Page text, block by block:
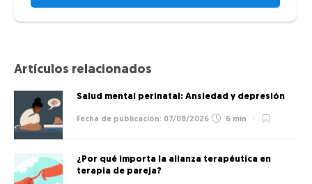
Artículos relacionados
Salud mental perinatal: Ansiedad y depresión
07/08/2026 6 min
¿Por qué importa la alianza terapéutica en
terapia de pareja?